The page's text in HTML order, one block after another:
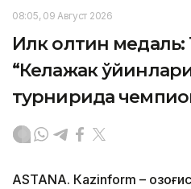
08:05, 09 Август 2026
Илк олтин медаль:
“Келажак ўйинлари
турнирида
ASTANА. Кazinform –